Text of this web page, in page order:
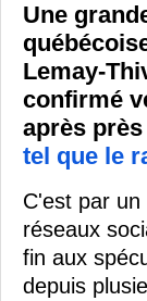
Une
Lemay-
confirmé
après
tel que le
C'est par
réseaux
fin aux
depuis